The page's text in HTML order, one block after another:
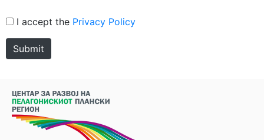
I accept the Privacy Policy
Submit